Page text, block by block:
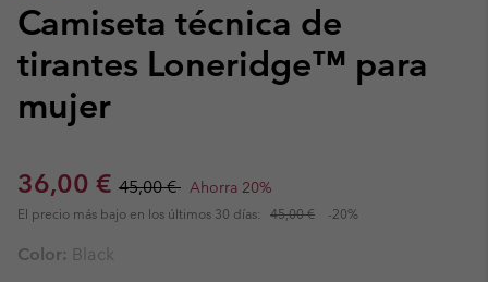
Camiseta técnica de
tirantes Loneridge™ para
mujer
Sale price:
36,00 € Regular price:
45,00 € Ahorra 20%
El precio más bajo en los últimos 30 días: 45,00 € -20%
Color: Black